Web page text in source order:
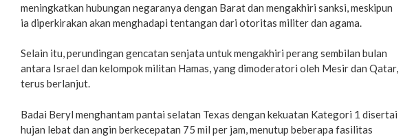
meningkatkan hubungan negaranya dengan Barat dan mengakhiri sanksi, meskipun
ia diperkirakan akan menghadapi tentangan dari otoritas militer dan agama.
Selain itu, perundingan gencatan senjata untuk mengakhiri perang sembilan bulan
antara Israel dan kelompok militan Hamas, yang dimoderatori oleh Mesir dan Qatar,
terus berlanjut.
Badai Beryl menghantam pantai selatan Texas dengan kekuatan Kategori 1 disertai
hujan lebat dan angin berkecepatan 75 mil per jam, menutup beberapa fasilitas